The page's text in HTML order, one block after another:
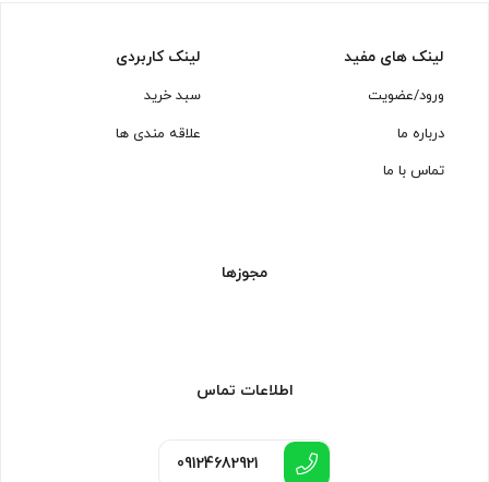
لینک های مفید
ورود/عضویت
درباره ما
تماس با ما
لینک کاربردی
سبد خرید
علاقه مندی ها
مجوزها
اطلاعات تماس
09124682921